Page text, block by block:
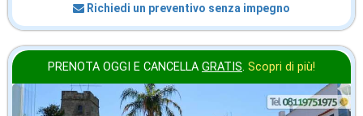
Richiedi un preventivo senza impegno
PRENOTA OGGI E CANCELLA GRATIS. Scopri di più!